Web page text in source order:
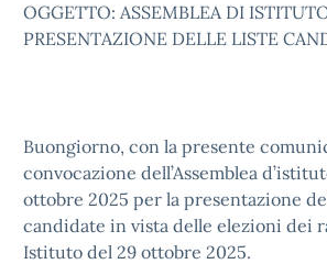
OGGETTO: ASSEMBLEA DI
PRESENTAZIONE DELLE LISTE
Buongiorno, con la presente
convocazione dell’Assemblea
ottobre 2025 per la presentazione
candidate in vista delle elezioni dei
Istituto del 29 ottobre 2025.